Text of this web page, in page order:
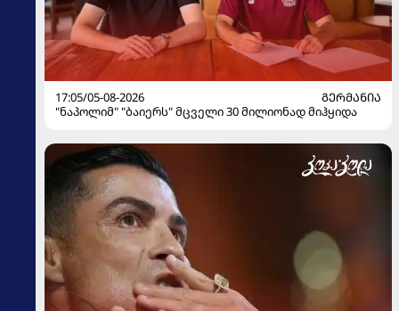
17:05/05-08-2026
ᲒᲔᲠᲛᲐᲜᲘᲐ
"ნაპოლიმ" "ბაიერს" მცველი 30 მილიონად მიჰყიდა